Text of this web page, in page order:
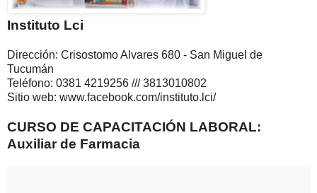
Instituto Lci
Dirección: Crisostomo Alvares 680 - San Miguel de
Tucumán
Teléfono: 0381 4219256 /// 3813010802
Sitio web: www.facebook.com/instituto.lci/
CURSO DE CAPACITACIÓN LABORAL:
Auxiliar de Farmacia